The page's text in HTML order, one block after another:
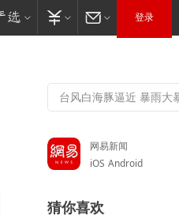
登录
网易新闻
iOS Android
猜你喜欢